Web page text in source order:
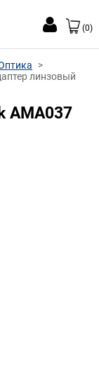
(0)
линзовый
AMA037